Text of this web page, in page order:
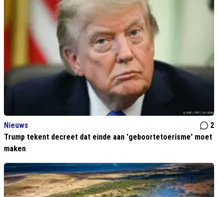
Nieuws
2
Trump tekent decreet dat einde aan 'geboortetoerisme' moet
maken